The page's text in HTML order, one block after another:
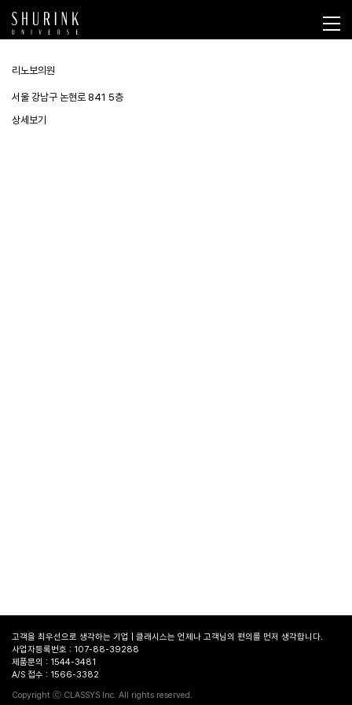
리노보의원
서울 강남구 논현로 841 5층
상세보기
고객을 최우선으로 생각하는 기업 | 클래시스는 언제나 고객님의 편의를 먼저 생각합니다.
사업자등록번호 : 107-88-39288
제품문의 : 1544-3481
A/S 접수 : 1566-3382
Copyright ⓒ CLASSYS Inc. All rights reserved.